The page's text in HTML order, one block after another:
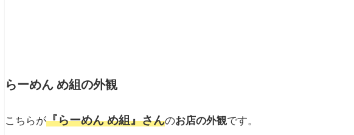
らーめん め組の外観
こちらが『らーめん め組』さんのお店の外観です。